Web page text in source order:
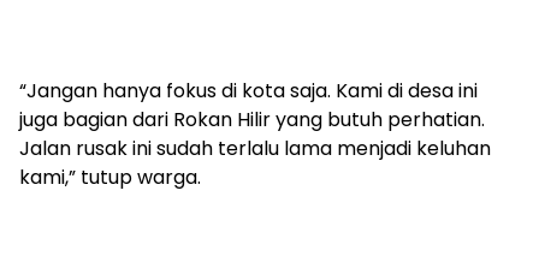
“Jangan hanya fokus di kota saja. Kami di desa ini
juga bagian dari Rokan Hilir yang butuh perhatian.
Jalan rusak ini sudah terlalu lama menjadi keluhan
kami,” tutup warga.